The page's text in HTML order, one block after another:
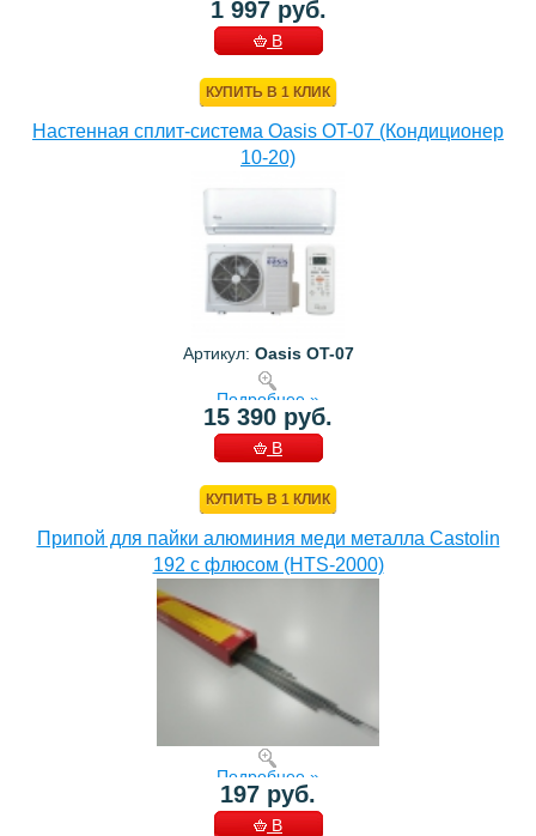
1 997 руб.
В
КУПИТЬ В 1 КЛИК
Настенная сплит-система Oasis OT-07 (Кондиционер
10-20)
Артикул: Oasis OT-07
Подробнее »
15 390 руб.
В
КУПИТЬ В 1 КЛИК
Припой для пайки алюминия меди металла Castolin
192 с флюсом (HTS-2000)
Подробнее »
197 руб.
В